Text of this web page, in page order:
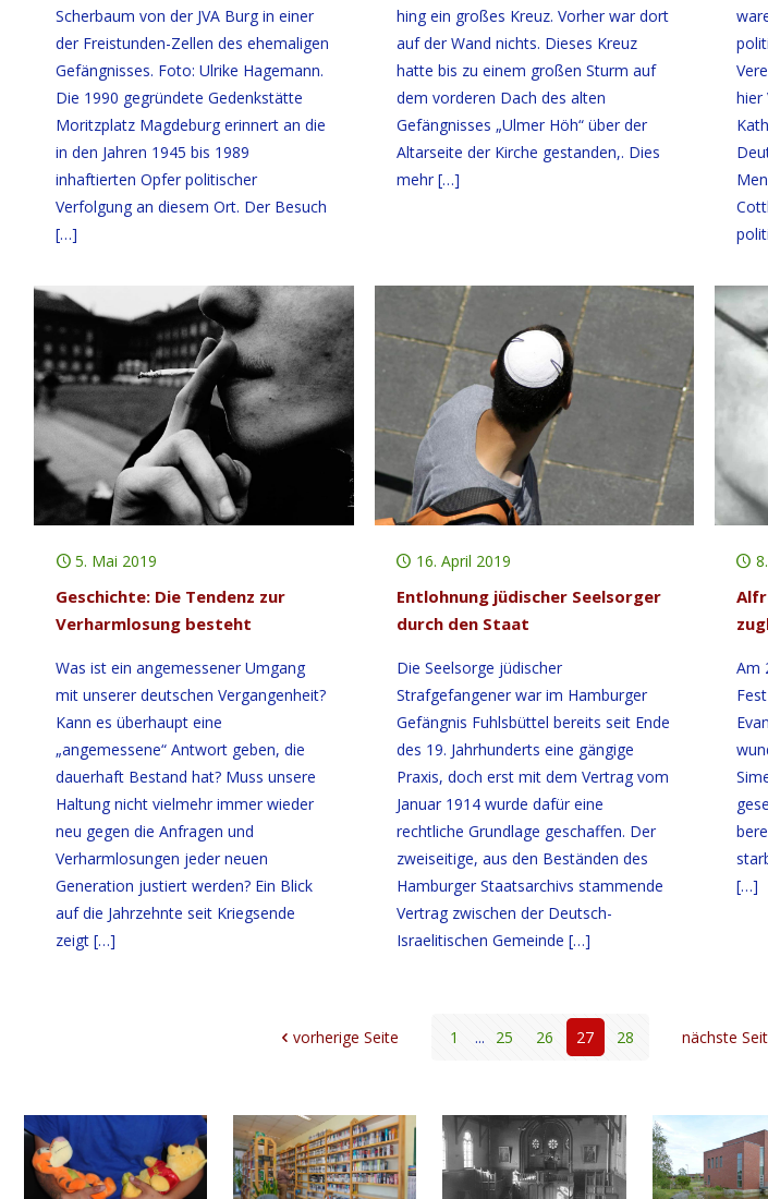
Scherbaum von der JVA Burg in einer
der Freistunden-Zellen des ehemaligen
Gefängnisses. Foto: Ulrike Hagemann.
Die 1990 gegründete Gedenkstätte
Moritzplatz Magdeburg erinnert an die
in den Jahren 1945 bis 1989
inhaftierten Opfer politischer
Verfolgung an diesem Ort. Der Besuch
[…]
hing ein großes Kreuz. Vorher war dort
auf der Wand nichts. Dieses Kreuz
hatte bis zu einem großen Sturm auf
dem vorderen Dach des alten
Gefängnisses „Ulmer Höh“ über der
Altarseite der Kirche gestanden,. Dies
mehr[…]
hier
5. Mai 2019
Geschichte: Die Tendenz zur
Verharmlosung besteht
Was ist ein angemessener Umgang
mit unserer deutschen Vergangenheit?
Kann es überhaupt eine
„angemessene“ Antwort geben, die
dauerhaft Bestand hat? Muss unsere
Haltung nicht vielmehr immer wieder
neu gegen die Anfragen und
Verharmlosungen jeder neuen
Generation justiert werden? Ein Blick
auf die Jahrzehnte seit Kriegsende
zeigt […]
16. April 2019
Entlohnung jüdischer Seelsorger
durch den Staat
Die Seelsorge jüdischer
Strafgefangener war im Hamburger
Gefängnis Fuhlsbüttel bereits seit Ende
des 19. Jahrhunderts eine gängige
Praxis, doch erst mit dem Vertrag vom
Januar 1914 wurde dafür eine
rechtliche Grundlage geschaffen. Der
zweiseitige, aus den Beständen des
Hamburger Staatsarchivs stammende
Vertrag zwischen der Deutsch-
Israelitischen Gemeinde […]
Am
[…]
vorherige Seite 1 ... 25 26 27 28 nächste